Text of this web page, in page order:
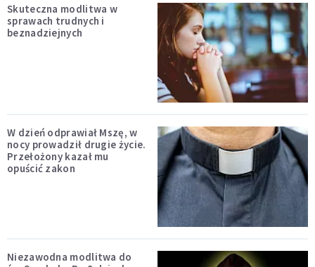
Skuteczna modlitwa w
sprawach trudnych i
beznadziejnych
W dzień odprawiał Mszę, w
nocy prowadził drugie życie.
Przełożony kazał mu
opuścić zakon
Niezawodna modlitwa do